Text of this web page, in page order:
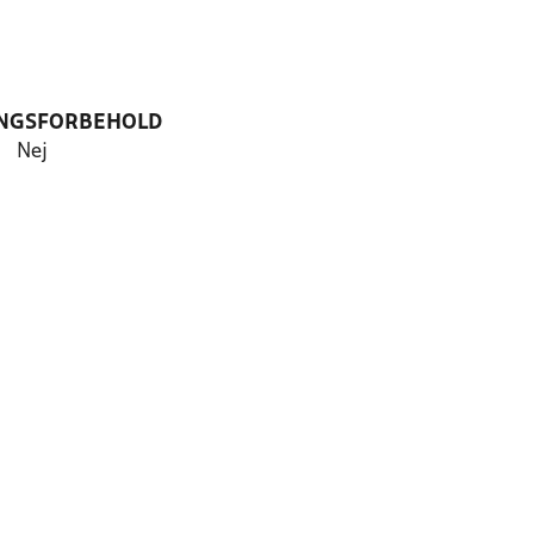
Nej